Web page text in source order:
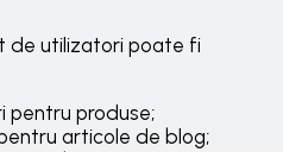
de utilizatori poate fi
pentru produse;
articole de blog;